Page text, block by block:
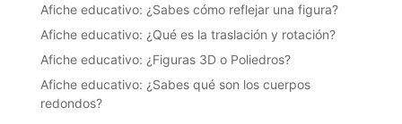
Afiche educativo: ¿Sabes cómo reflejar una figura?
Afiche educativo: ¿Qué es la traslación y rotación?
Afiche educativo: ¿Figuras 3D o Poliedros?
Afiche educativo: ¿Sabes qué son los cuerpos
redondos?